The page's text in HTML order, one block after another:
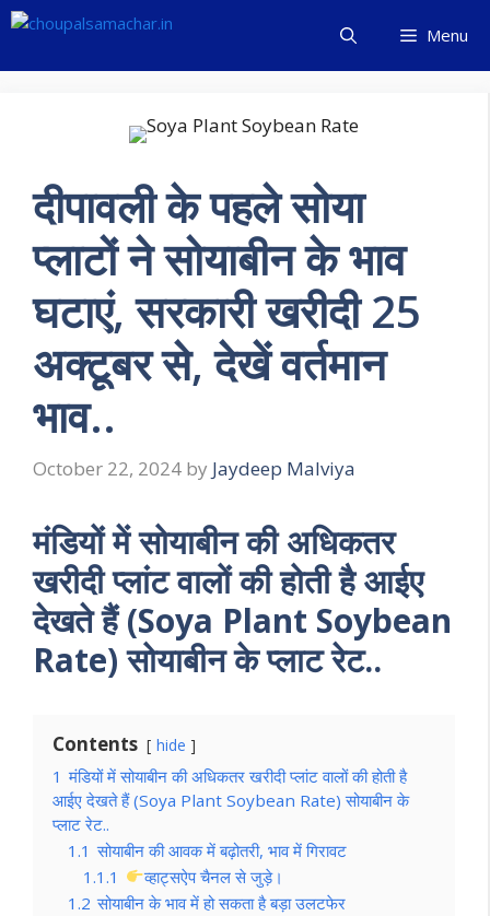
Skip
content
Menu
दीपावली के पहले सोया
प्लाटों ने सोयाबीन के भाव
घटाएं, सरकारी खरीदी 25
अक्टूबर से, देखें वर्तमान
भाव..
October 22, 2024 by Jaydeep Malviya
मंडियों में सोयाबीन की अधिकतर
खरीदी प्लांट वालों की होती है आईए
देखते हैं (Soya Plant Soybean
Rate) सोयाबीन के प्लाट रेट..
Contents hide
1 मंडियों में सोयाबीन की अधिकतर खरीदी प्लांट वालों की होती है
आईए देखते हैं (Soya Plant Soybean Rate) सोयाबीन के
प्लाट रेट..
1.1 सोयाबीन की आवक में बढ़ोतरी, भाव में गिरावट
1.1.1
व्हाट्सऐप चैनल से जुड़े।
1.2 सोयाबीन के भाव में हो सकता है बड़ा उलटफेर